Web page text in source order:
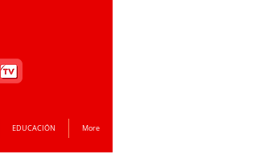
EDUCACIÓN More